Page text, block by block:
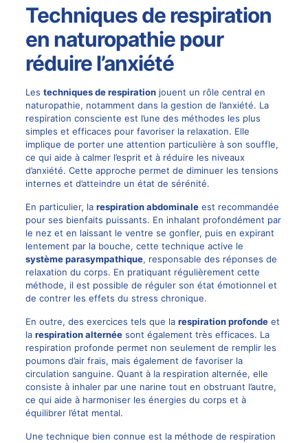
Techniques de respiration
en naturopathie pour
réduire l’anxiété
Les techniques de respirationjouent un rôle central en
naturopathie, notamment dans la gestion de l’anxiété. La
respiration consciente est l’une des méthodes les plus
simples et efficaces pour favoriser la relaxation. Elle
implique de porter une attention particulière à son souffle,
ce qui aide à calmer l’esprit et à réduire les niveaux
d’anxiété. Cette approche permet de diminuer les tensions
internes et d’atteindre un état de sérénité.
En particulier, la respiration abdominaleest recommandée
pour ses bienfaits puissants. En inhalant profondément par
le nez et en laissant le ventre se gonfler, puis en expirant
lentement par la bouche, cette technique active le
système parasympathique, responsable des réponses de
relaxation du corps. En pratiquant régulièrement cette
méthode, il est possible de réguler son état émotionnel et
de contrer les effets du stress chronique.
En outre, des exercices tels que la respiration profondeet
la respiration alternéesont également très efficaces. La
respiration profonde permet non seulement de remplir les
poumons d’air frais, mais également de favoriser la
circulation sanguine. Quant à la respiration alternée, elle
consiste à inhaler par une narine tout en obstruant l’autre,
ce qui aide à harmoniser les énergies du corps et à
équilibrer l’état mental.
Une technique bien connue est la méthode de respiration